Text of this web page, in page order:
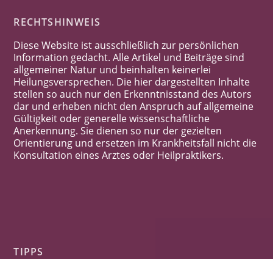
RECHTSHINWEIS
Diese Website ist ausschließlich zur persönlichen
Information gedacht. Alle Artikel und Beiträge sind
allgemeiner Natur und beinhalten keinerlei
Heilungsversprechen. Die hier dargestellten Inhalte
stellen so auch nur den Erkenntnisstand des Autors
dar und erheben nicht den Anspruch auf allgemeine
Gültigkeit oder generelle wissenschaftliche
Anerkennung. Sie dienen so nur der gezielten
Orientierung und ersetzen im Krankheitsfall nicht die
Konsultation eines Arztes oder Heilpraktikers.
TIPPS